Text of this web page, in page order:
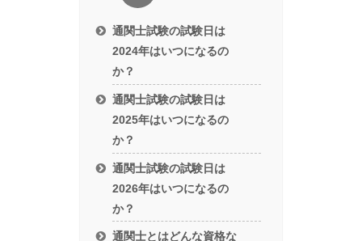
通関士試験の試験日は
2024年はいつになるの
か？
通関士試験の試験日は
2025年はいつになるの
か？
通関士試験の試験日は
2026年はいつになるの
か？
通関士とはどんな資格な